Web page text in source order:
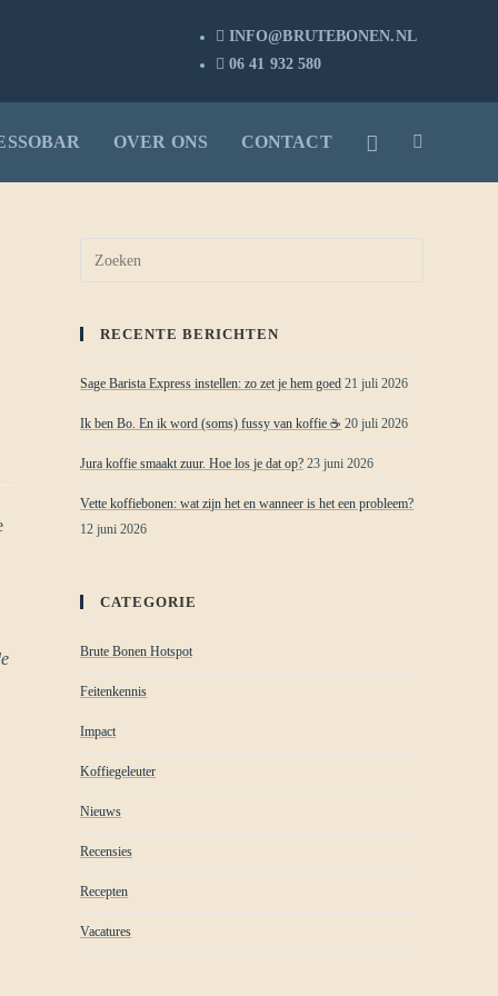
INFO@BRUTEBONEN.NL
06 41 932 580
OVER ONS CONTACT
RECENTE BERICHTEN
Sage Barista Express instellen: zo zet je hem goed 21 juli 2026
Ik ben Bo. En ik word (soms) fussy van koffie ☕ 20 juli 2026
Jura koffie smaakt zuur. Hoe los je dat op? 23 juni 2026
Vette koffiebonen: wat zijn het en wanneer is het een probleem?
12 juni 2026
CATEGORIE
Brute Bonen Hotspot
Feitenkennis
Impact
Koffiegeleuter
Nieuws
Recensies
Recepten
Vacatures